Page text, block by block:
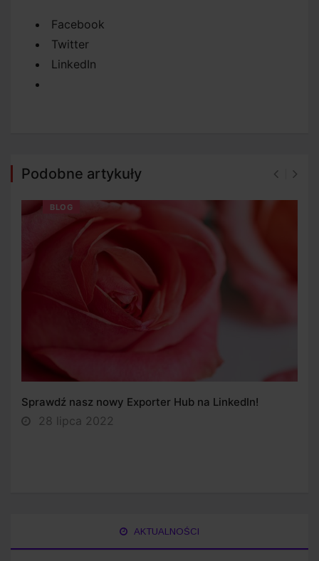
Facebook
Twitter
LinkedIn
Podobne artykuły
BLOG
Sprawdź nasz nowy Exporter Hub na LinkedIn!
28 lipca 2022
AKTUALNOŚCI